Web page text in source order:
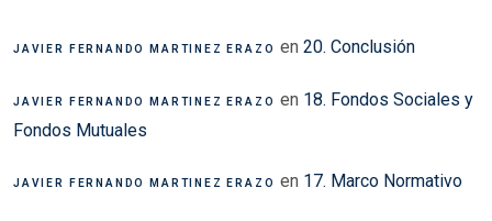
JAVIER FERNANDO MARTINEZ ERAZO en 20. Conclusión
JAVIER FERNANDO MARTINEZ ERAZO en 18. Fondos Sociales y
Fondos Mutuales
JAVIER FERNANDO MARTINEZ ERAZO en 17. Marco Normativo